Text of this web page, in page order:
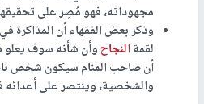
مجهوداته، فهو مُصِر على
وذكر بعض الفقهاء أن المذاكرة
لقمةالنجاحوأن شأنه سوف يعلو
أن صاحب المنام سيكون شخص
والشخصية، وينتصر على أعدائه